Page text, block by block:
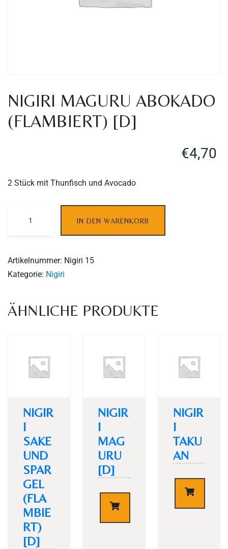
NIGIRI MAGURU ABOKADO
(FLAMBIERT) [D]
4,70
€
2 Stück mit Thunfisch und Avocado
IN DEN WARENKORB
Artikelnummer: Nigiri 15
Kategorie: Nigiri
ÄHNLICHE PRODUKTE
NIGIR
I
SAKE
UND
SPAR
GEL
(FLA
MBIE
RT)
[D]
NIGIR
I
MAG
URU
[D]
4,50
NIGIR
I
TAKU
AN
4,20
Table Reservation
Time